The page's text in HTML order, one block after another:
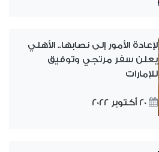
لإعادة الأمور إلى نصابها.. الأهلي
يعلن سفر مرتجي وتوفيق
للإمارات
20 أكتوبر 2022